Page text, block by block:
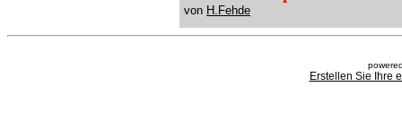
von H.Fehde
Erstellen Sie Ihre